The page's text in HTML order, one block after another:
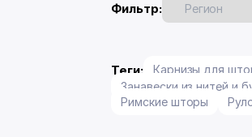
Фильтр:
Теги: Карнизы для
Занавески из нитей и
Римские шторы